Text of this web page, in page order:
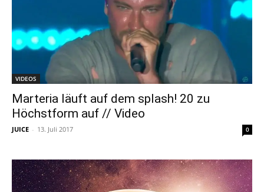
VIDEOS
Marteria läuft auf dem splash! 20 zu
Höchstform auf // Video
JUICE - 13. Juli 2017 0